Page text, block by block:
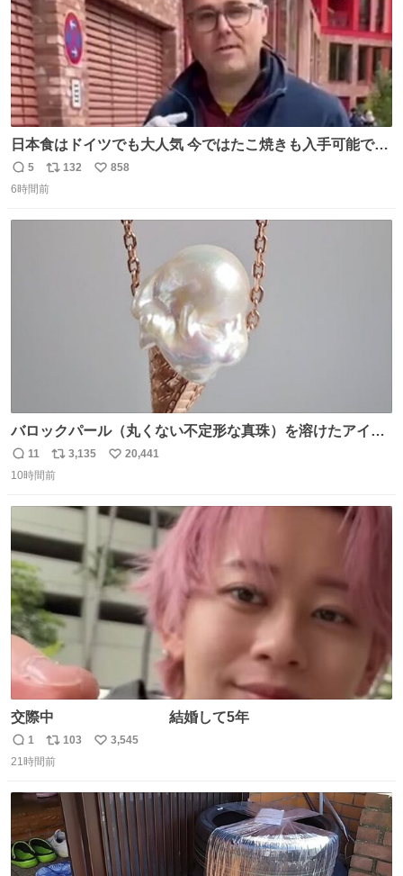
日本食はドイツでも大人気 今ではたこ焼きも入手可能です
が、🥑や🌽、ウィンナーや枝豆などが入っているオリジナ
ルたこ焼きへと進化 大使館の広報課長ハインリッヒは、日
焼いてました👏（ええ笑顔や） #たこ焼きの日
返
信
5
リ
ポ
132
い
858
6時間前
バロックパール（丸くない不定形な真珠）を溶けたアイス
や飴玉、雲、アヒルに見立ててジュエリーデザイナー、
Ben Choi 蔡俊文さんの作品。
返
信
11
リ
ポ
数
3,135
い
数
20,441
10時間前
交際中 結婚して5年
返
信
1
リ
ポ
ト
数
103
い
数
3,545
21時間前